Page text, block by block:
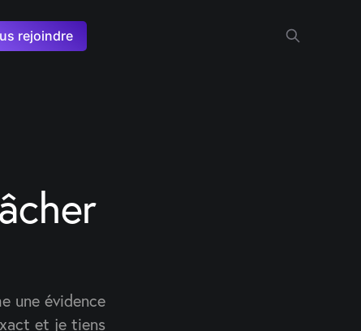
rejoindre
une évidence
et je tiens